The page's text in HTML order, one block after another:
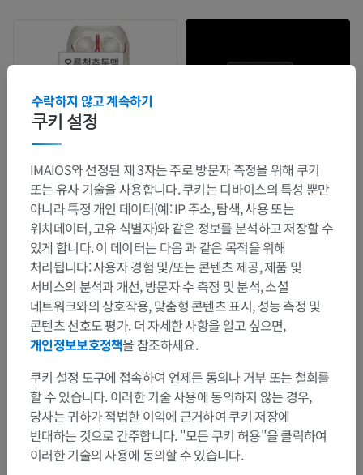
쿠키 설정
수락하지 않고 계속하기
IMAIOS와 선정된 제 3자는 주로 방문자 측정을 위해 쿠키
또는 유사 기술을 사용합니다. 쿠키는 디바이스의 특성 뿐만
아니라 특정 개인 데이터(예: IP 주소, 탐색, 사용 또는
위치데이터, 고유 식별자)와 같은 정보를 분석하고 저장할 수
있게 합니다. 이 데이터는 다음 과 같은 목적을 위해
처리됩니다: 사용자 경험 및/또는 콘텐츠 제공, 제품 및
서비스의 분석과 개선, 방문자 수 측정 및 분석, 소셜
네트워크와의 상호작용, 맞춤형 콘텐츠 표시, 성능 측정 및
콘텐츠 선호도 평가. 더 자세한 사항을 알고 싶으면,
개인정보보호정책을 참조하세요.
쿠키 설정 도구에 접속하여 언제든 동의나 거부 또는 철회를
할 수 있습니다. 이러한 기술 사용에 동의하지 않는 경우,
당사는 귀하가 적법한 이익에 근거하여 쿠키 저장에
반대하는 것으로 간주합니다. "모든 쿠키 허용"을 클릭하여
이러한 기술의 사용에 동의할 수 있습니다.